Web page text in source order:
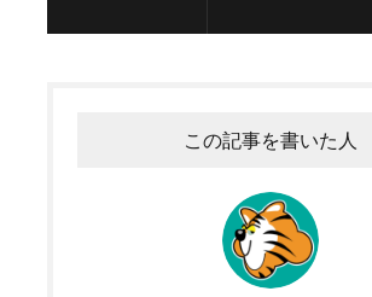
この記事を書いた人